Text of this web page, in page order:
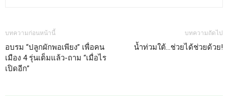
บทความก่อนหน้านี้
อบรม “ปลูกผักพอเพียง” เพื่อคน
เมือง 4 รุ่นเต็มแล้ว-ถาม “เมื่อไร
เปิดอีก”
บทความถัดไป
น้ำท่วมใต้…ช่วยได้ช่วยด้วย!